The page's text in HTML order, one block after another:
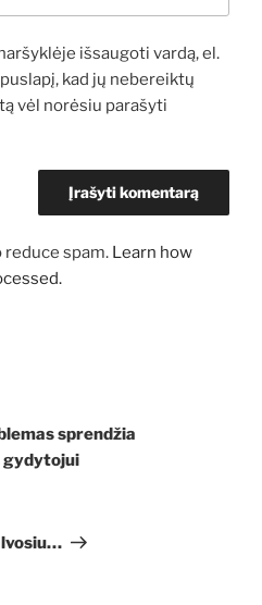
išsaugoti vardą, el.
kad jų nebereiktų
vėl norėsiu parašyti
spam. Learn how
sprendžia
gydytojui